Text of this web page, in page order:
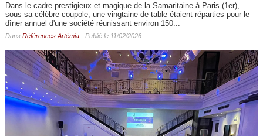
Dans le cadre prestigieux et magique de la Samaritaine à Paris (1er),
sous sa célèbre coupole, une vingtaine de table étaient réparties pour le
dîner annuel d'une société réunissant environ 150...
Dans Références Artémia- Publié le 11/02/2026